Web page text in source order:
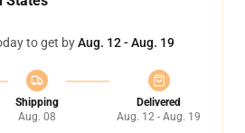
to get byAug. 12 - Aug. 19
Shipping
Aug. 08
Delivered
Aug. 12 - Aug. 19